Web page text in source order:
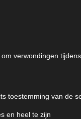
verwondingen
toestemming van de
en heel te zijn